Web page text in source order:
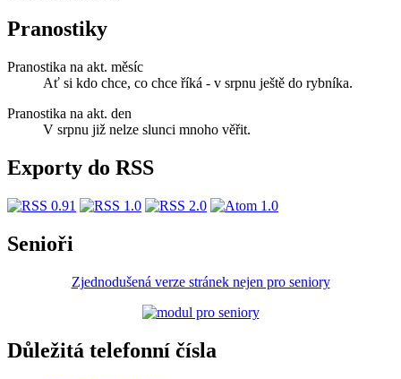
Pranostiky
Pranostika na akt. měsíc
Ať si kdo chce, co chce říká - v srpnu ještě do rybníka.
Pranostika na akt. den
V srpnu již nelze slunci mnoho věřit.
Exporty do RSS
Senioři
Zjednodušená verze stránek nejen pro seniory
Důležitá telefonní čísla